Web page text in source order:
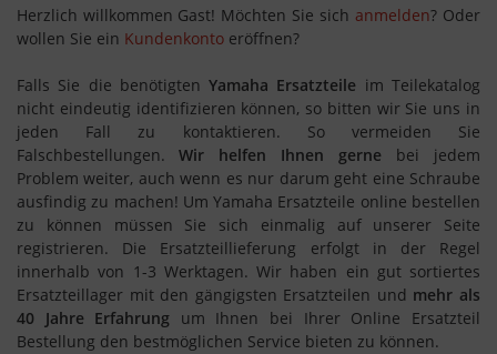
Herzlich willkommen Gast! Möchten Sie sich anmelden? Oder
wollen Sie ein Kundenkonto eröffnen?
Falls Sie die benötigten Yamaha Ersatzteile im Teilekatalog
nicht eindeutig identifizieren können, so bitten wir Sie uns in
jeden Fall zu kontaktieren. So vermeiden Sie
Falschbestellungen. Wir helfen Ihnen gerne bei jedem
Problem weiter, auch wenn es nur darum geht eine Schraube
ausfindig zu machen! Um Yamaha Ersatzteile online bestellen
zu können müssen Sie sich einmalig auf unserer Seite
registrieren. Die Ersatzteillieferung erfolgt in der Regel
innerhalb von 1-3 Werktagen. Wir haben ein gut sortiertes
Ersatzteillager mit den gängigsten Ersatzteilen und mehr als
40 Jahre Erfahrung um Ihnen bei Ihrer Online Ersatzteil
Bestellung den bestmöglichen Service bieten zu können.